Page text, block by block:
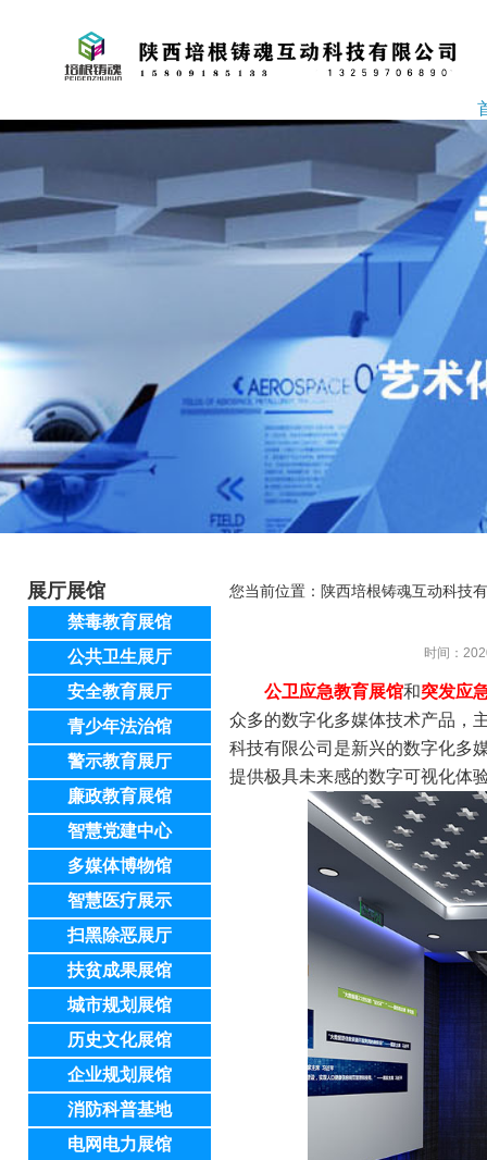
您当前位置： 陕西培根铸魂互动科技
展厅展馆
禁毒教育展馆
公共卫生展厅
安全教育展厅
青少年法治馆
警示教育展厅
廉政教育展馆
智慧党建中心
多媒体博物馆
智慧医疗展示
扫黑除恶展厅
扶贫成果展馆
城市规划展馆
历史文化展馆
企业规划展馆
消防科普基地
电网电力展馆
时间：
公卫应急教育展馆和突发应
众多的数字化多媒体技术产品，
科技有限公司是新兴的数字化多
提供极具未来感的数字可视化体